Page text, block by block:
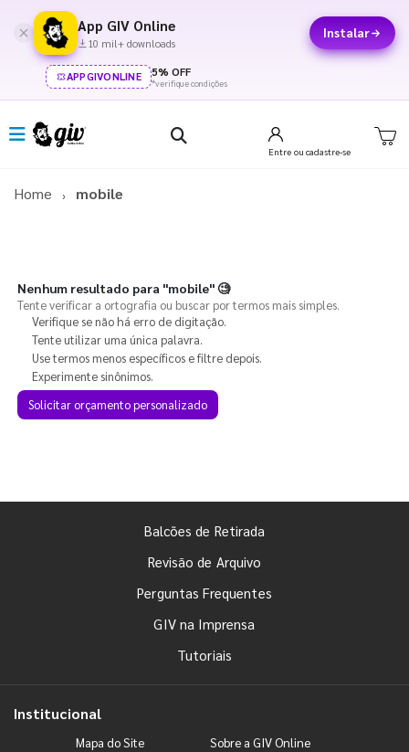
App GIV Online
10 mil+ downloads
Instalar
APPGIVONLINE 5% OFF
*verifique condições
Entre ou cadastre-se
Home mobile
Nenhum resultado para "mobile"🧐
Tente verificar a ortografia ou buscar por termos mais simples.
Verifique se não há erro de digitação.
Tente utilizar uma única palavra.
Use termos menos específicos e filtre depois.
Experimente sinônimos.
Solicitar orçamento personalizado
Balcões de Retirada
Revisão de Arquivo
Perguntas Frequentes
GIV na Imprensa
Tutoriais
Institucional
Mapa do Site Sobre a GIV Online